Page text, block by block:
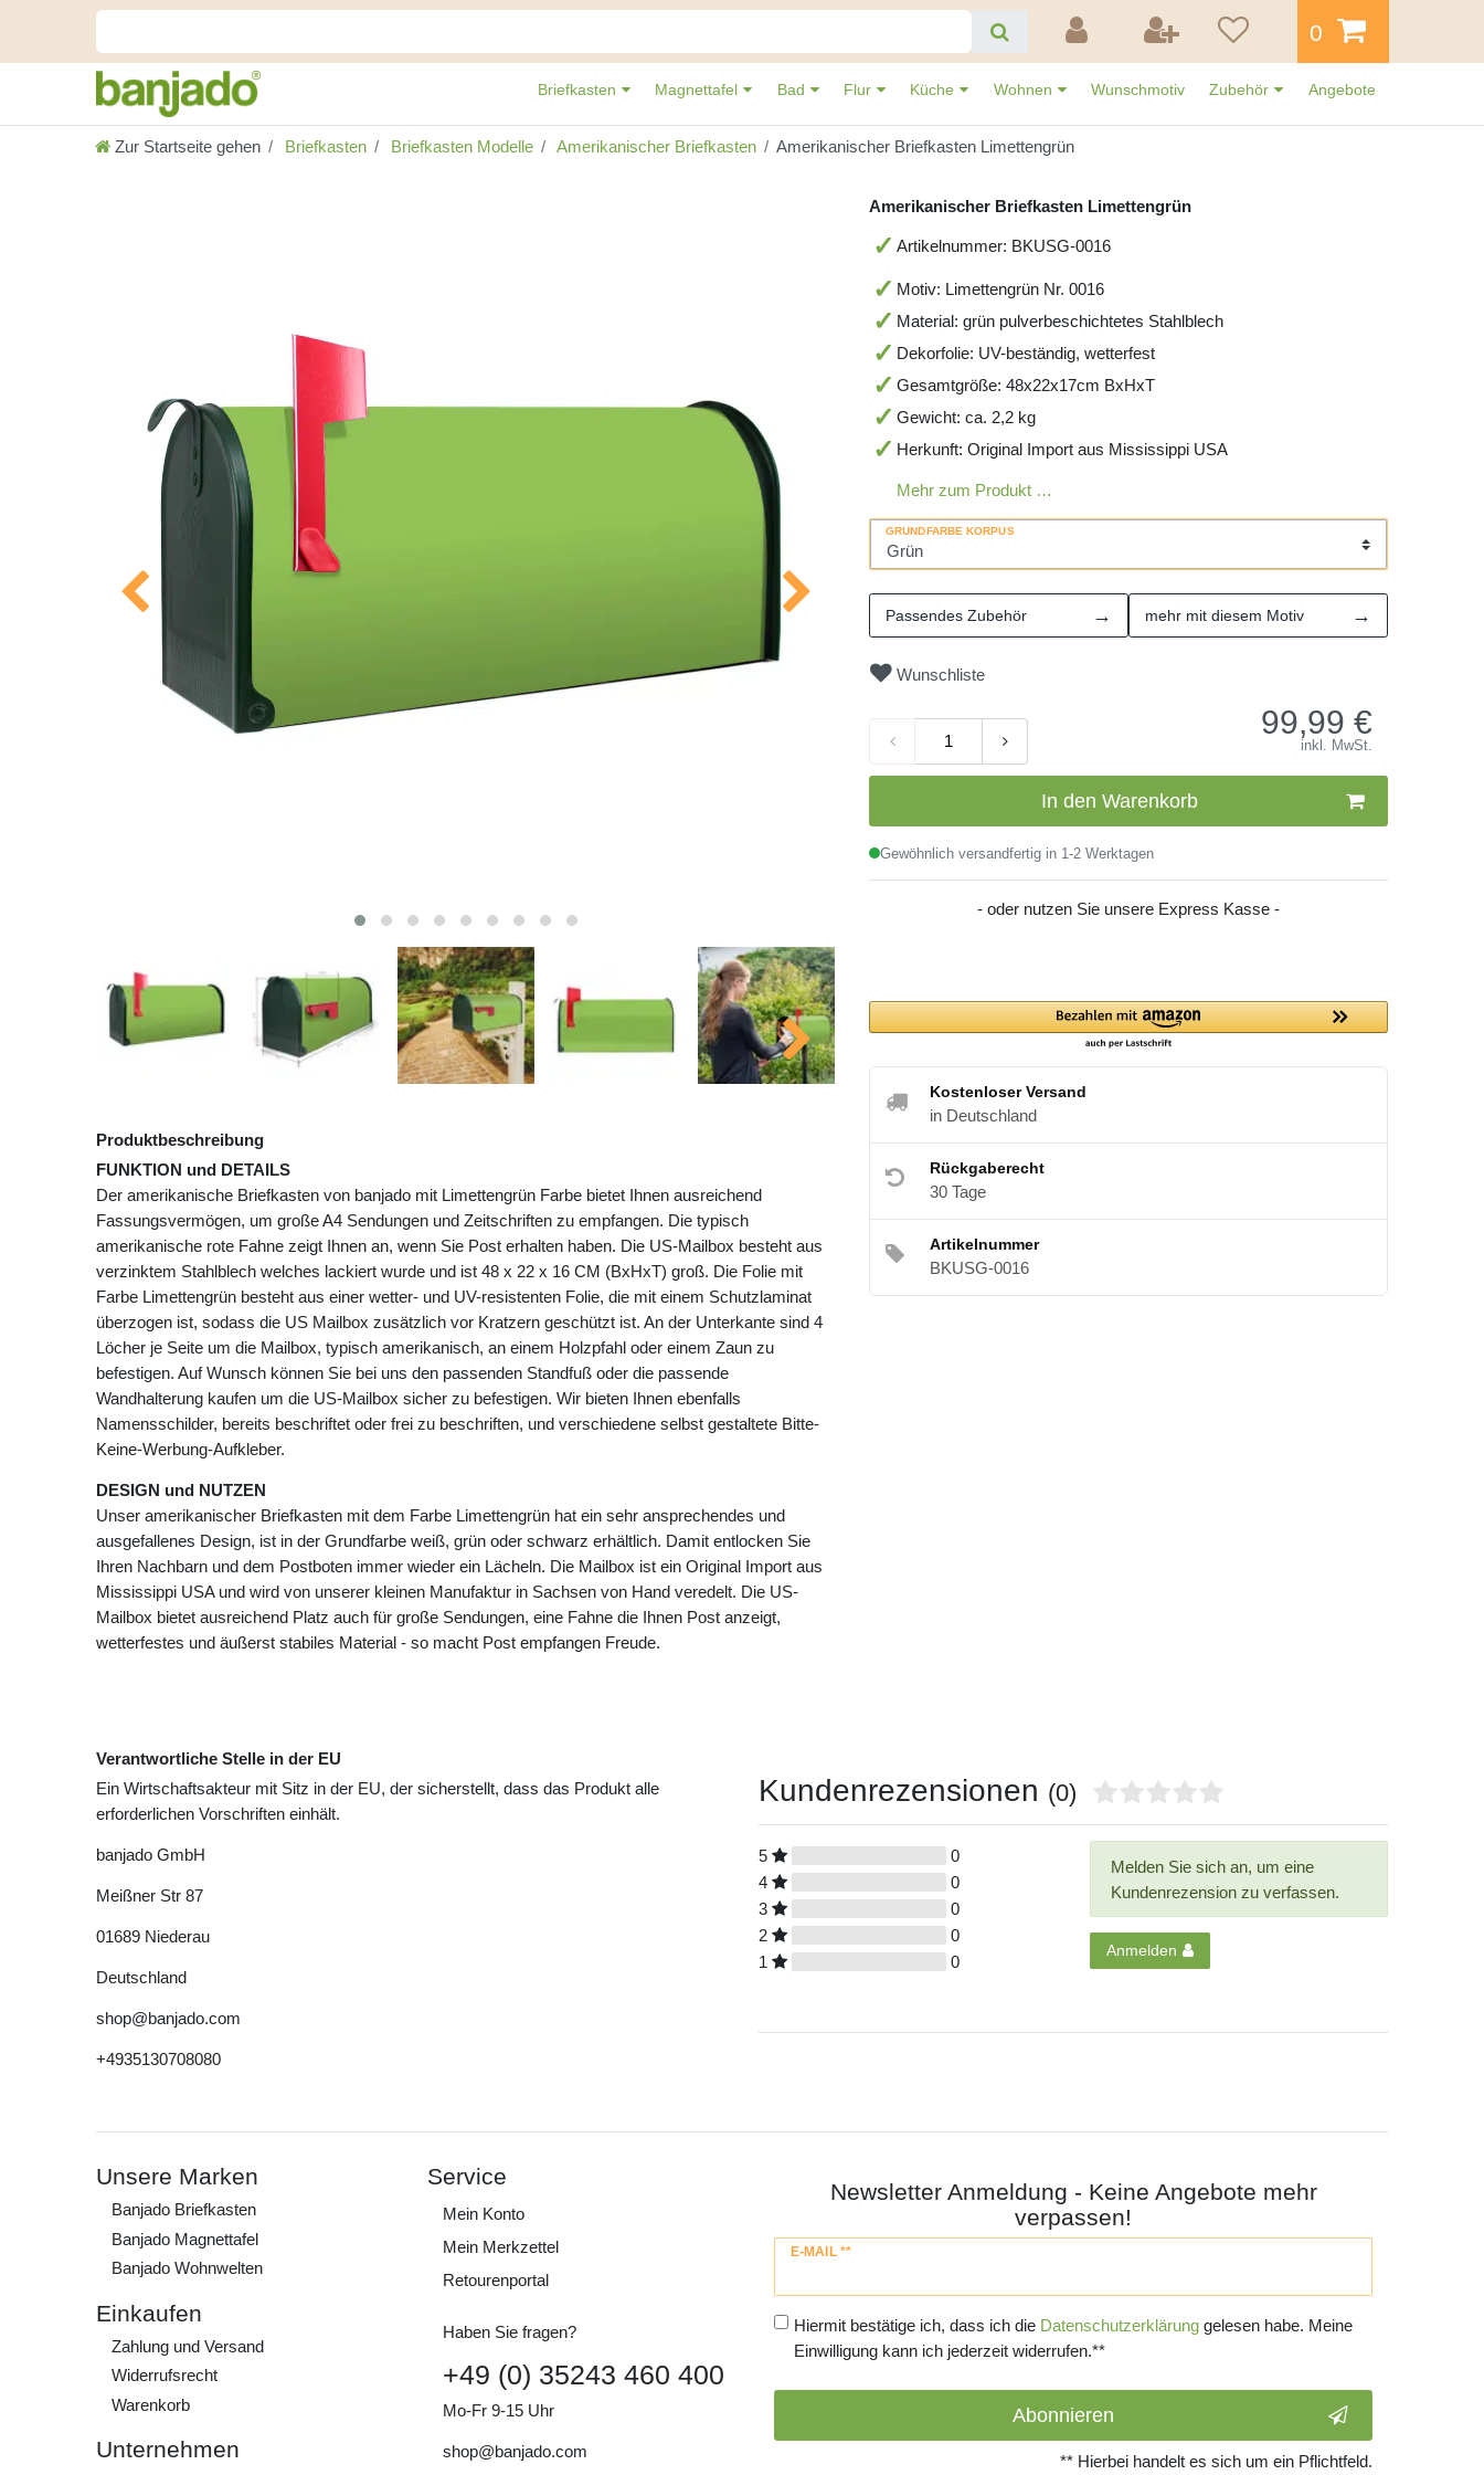
0
Briefkasten Magnettafel Bad Flur Küche Wohnen Wunschmotiv Zubehör Angebote
Zur Startseite gehen Briefkasten Briefkasten Modelle Amerikanischer Briefkasten Amerikanischer Briefkasten Limettengrün
Produktbeschreibung
FUNKTION und DETAILS
Der amerikanische Briefkasten von banjado mit Limettengrün Farbe bietet Ihnen ausreichend
Fassungsvermögen, um große A4 Sendungen und Zeitschriften zu empfangen. Die typisch
amerikanische rote Fahne zeigt Ihnen an, wenn Sie Post erhalten haben. Die US-Mailbox besteht aus
verzinktem Stahlblech welches lackiert wurde und ist 48 x 22 x 16 CM (BxHxT) groß. Die Folie mit
Farbe Limettengrün besteht aus einer wetter- und UV-resistenten Folie, die mit einem Schutzlaminat
überzogen ist, sodass die US Mailbox zusätzlich vor Kratzern geschützt ist. An der Unterkante sind 4
Löcher je Seite um die Mailbox, typisch amerikanisch, an einem Holzpfahl oder einem Zaun zu
befestigen. Auf Wunsch können Sie bei uns den passenden Standfuß oder die passende
Wandhalterung kaufen um die US-Mailbox sicher zu befestigen. Wir bieten Ihnen ebenfalls
Namensschilder, bereits beschriftet oder frei zu beschriften, und verschiedene selbst gestaltete Bitte-
Keine-Werbung-Aufkleber.
DESIGN und NUTZEN
Unser amerikanischer Briefkasten mit dem Farbe Limettengrün hat ein sehr ansprechendes und
ausgefallenes Design, ist in der Grundfarbe weiß, grün oder schwarz erhältlich. Damit entlocken Sie
Ihren Nachbarn und dem Postboten immer wieder ein Lächeln. Die Mailbox ist ein Original Import aus
Mississippi USA und wird von unserer kleinen Manufaktur in Sachsen von Hand veredelt. Die US-
Mailbox bietet ausreichend Platz auch für große Sendungen, eine Fahne die Ihnen Post anzeigt,
wetterfestes und äußerst stabiles Material - so macht Post empfangen Freude.
Amerikanischer Briefkasten Limettengrün
Artikelnummer: BKUSG-0016
Motiv: Limettengrün Nr. 0016
Material: grün pulverbeschichtetes Stahlblech
Dekorfolie: UV-beständig, wetterfest
Gesamtgröße: 48x22x17cm BxHxT
Gewicht: ca. 2,2 kg
Herkunft: Original Import aus Mississippi USA
Mehr zum Produkt …
GRUNDFARBE KORPUS
Passendes Zubehör → mehr mit diesem Motiv →
Wunschliste
99,99 €
inkl. MwSt.
In den Warenkorb
Gewöhnlich versandfertig in 1-2 Werktagen
- oder nutzen Sie unsere Express Kasse -
Kostenloser Versand
in Deutschland
Rückgaberecht
30 Tage
Artikelnummer
BKUSG-0016
Verantwortliche Stelle in der EU
Ein Wirtschaftsakteur mit Sitz in der EU, der sicherstellt, dass das Produkt alle
erforderlichen Vorschriften einhält.
banjado GmbH
Meißner Str 87
01689 Niederau
Deutschland
shop@banjado.com
+4935130708080
Kundenrezensionen (0)
5
0
4
0
3
0
2
0
1
0
Melden Sie sich an, um eine
Kundenrezension zu verfassen.
Anmelden
Unsere Marken
Banjado Briefkasten
Banjado Magnettafel
Banjado Wohnwelten
Einkaufen
Zahlung und Versand
Widerrufs­recht
Warenkorb
Unternehmen
Service
Mein Konto
Mein Merkzettel
Retourenportal
Haben Sie fragen?
+49 (0) 35243 460 400
Mo-Fr 9-15 Uhr
shop@banjado.com
Newsletter Anmeldung - Keine Angebote mehr
verpassen!
E-MAIL **
Newsletter
Hiermit bestätige ich, dass ich die Daten­schutz­erklärunggelesen habe. Meine
Einwilligung kann ich jederzeit widerrufen.**
Abonnieren
** Hierbei handelt es sich um ein Pflichtfeld.